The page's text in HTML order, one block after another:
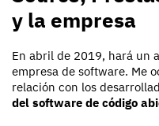
y la empresa
En abril de 2019, hará un
empresa de software. Me
relación con los
del software de código